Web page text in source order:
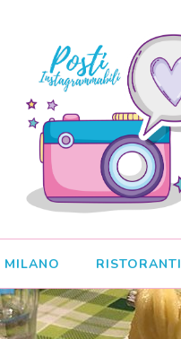
MILANO RISTORANTI